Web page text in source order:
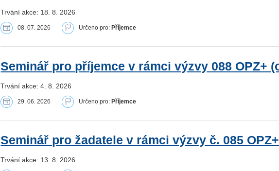
Trvání akce: 18. 8. 2026
08. 07. 2026 Určeno pro:Příjemce
Seminář pro příjemce v rámci výzvy 088 OPZ+
Trvání akce: 4. 8. 2026
29. 06. 2026 Určeno pro:Příjemce
Seminář pro žadatele v rámci výzvy č. 085
Trvání akce: 13. 8. 2026